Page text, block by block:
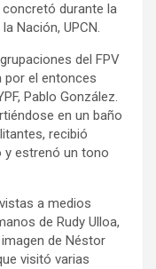
durante la
Nación, UPCN.
del FPV
por el entonces
Pablo González.
en un baño
recibió
y estrenó un tono
a medios
de Rudy Ulloa,
de Néstor
visitó varias